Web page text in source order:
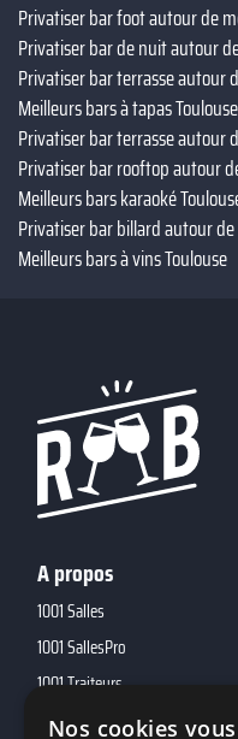
Privatiser bar foot autour de
Privatiser bar de nuit autour
Privatiser bar terrasse autour
Meilleurs bars à tapas Toulouse
Privatiser bar terrasse autour
Privatiser bar rooftop autour
Meilleurs bars karaoké
Privatiser bar billard autour
Meilleurs bars à vins Toulouse
A propos
1001 Salles
1001 SallesPro
1001 Traiteurs
1001 DJ
Nos cookies